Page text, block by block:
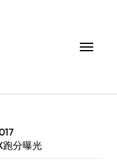
跑分曝光